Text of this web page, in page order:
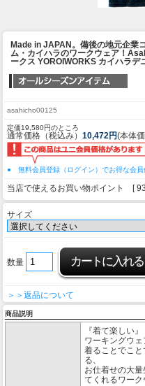
Made in JAPAN。備後の地元企業
ム・カイハラのワークウェア！
ークス YOROIWORKS カイハラデ
asahicho00125
定価19,580円のところ
通常価格（税込み） 10,472円(本体
● 無料会員登録（ログイン）でお得な会
当店で使えるお買い物ポイント [
サイズ
数量
＞＞返品について
商品説明
『着て楽しい
ワーキングウェ
着ることでこ
る、
お仕着せの大
てくれるワーク